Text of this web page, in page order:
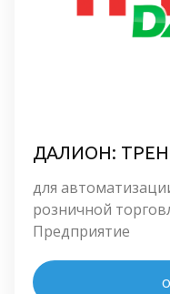
ДАЛИОН:
для
розничной
Предприятие